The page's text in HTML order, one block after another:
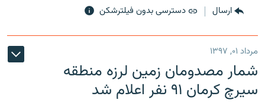
ارسال دسترسی بدون فیلترشکن
مرداد ۰۱, ۱۳۹۷
شمار مصدومان زمین لرزه منطقه
سیرچ کرمان ۹۱ نفر اعلام شد